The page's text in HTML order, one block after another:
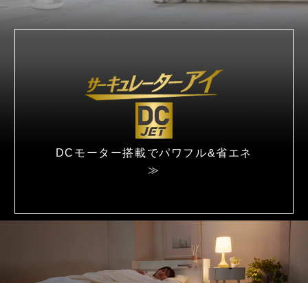
DCモーター搭載でパワフル&省エネ
≫